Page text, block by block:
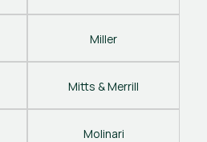
Miller
Mitts & Merrill
Molinari